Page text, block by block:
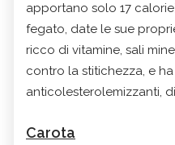
apportano solo 17
fegato, date le sue
ricco di vitamine, sali
contro la stitichezza, e
anticolesterolemizzanti,
Carota